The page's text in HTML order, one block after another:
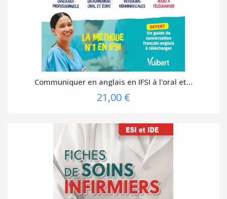
Communiquer en anglais en IFSI à l'oral et...
21,00 €